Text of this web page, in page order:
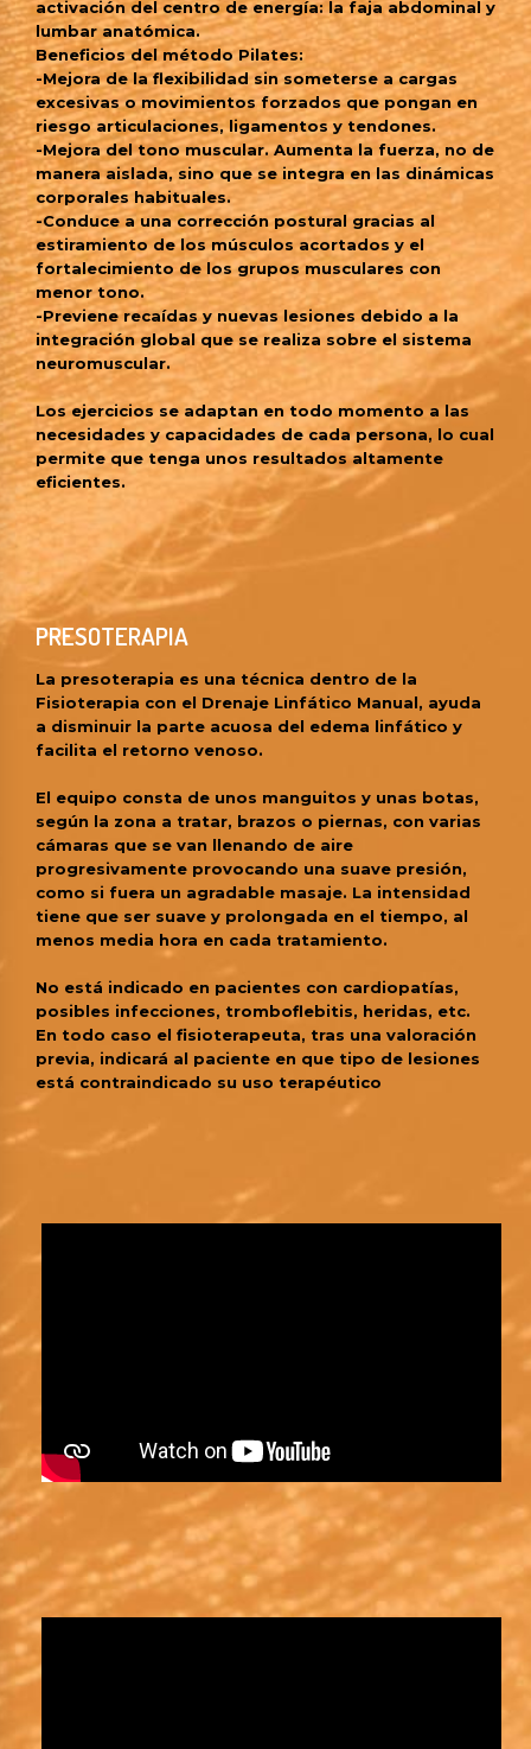
activación del centro de energía: la faja abdominal y
lumbar anatómica.
Beneficios del método Pilates:
-Mejora de la flexibilidad sin someterse a cargas
excesivas o movimientos forzados que pongan en
riesgo articulaciones, ligamentos y tendones.
-Mejora del tono muscular. Aumenta la fuerza, no de
manera aislada, sino que se integra en las dinámicas
corporales habituales.
-Conduce a una corrección postural gracias al
estiramiento de los músculos acortados y el
fortalecimiento de los grupos musculares con
menor tono.
-Previene recaídas y nuevas lesiones debido a la
integración global que se realiza sobre el sistema
neuromuscular.
Los ejercicios se adaptan en todo momento a las
necesidades y capacidades de cada persona, lo cual
permite que tenga unos resultados altamente
eficientes.
PRESOTERAPIA
La presoterapia es una técnica dentro de la
Fisioterapia con el Drenaje Linfático Manual, ayuda
a disminuir la parte acuosa del edema linfático y
facilita el retorno venoso.
El equipo consta de unos manguitos y unas botas,
según la zona a tratar, brazos o piernas, con varias
cámaras que se van llenando de aire
progresivamente provocando una suave presión,
como si fuera un agradable masaje. La intensidad
tiene que ser suave y prolongada en el tiempo, al
menos media hora en cada tratamiento.
No está indicado en pacientes con cardiopatías,
posibles infecciones, tromboflebitis, heridas, etc.
En todo caso el fisioterapeuta, tras una valoración
previa, indicará al paciente en que tipo de lesiones
está contraindicado su uso terapéutico